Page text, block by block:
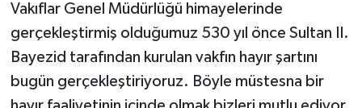
Vakıflar Genel Müdürlüğü himayelerinde
gerçekleştirmiş olduğumuz 530 yıl önce Sultan II.
Bayezid tarafından kurulan vakfın hayır şartını
bugün gerçekleştiriyoruz. Böyle müstesna bir